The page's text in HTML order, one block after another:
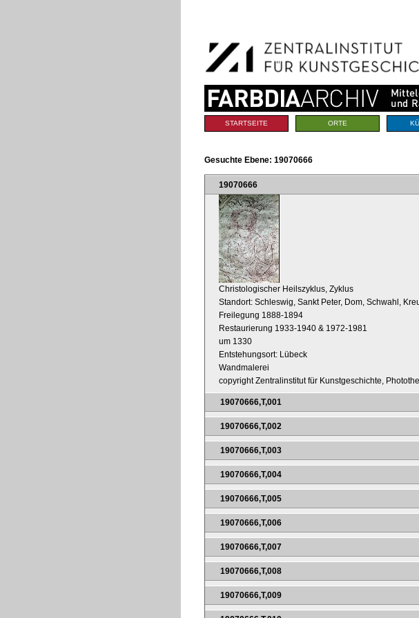
Navigation
Sektionen
STARTSEITE ORTE
Gesuchte Ebene: 19070666
19070666
Christologischer Heilszyklus, Zyklus
Standort: Schleswig, Sankt Peter, Dom, Schwahl,
Freilegung 1888-1894
Restaurierung 1933-1940 & 1972-1981
um 1330
Entstehungsort: Lübeck
Wandmalerei
copyright Zentralinstitut für Kunstgeschichte,
19070666,T,001
19070666,T,002
19070666,T,003
19070666,T,004
19070666,T,005
19070666,T,006
19070666,T,007
19070666,T,008
19070666,T,009